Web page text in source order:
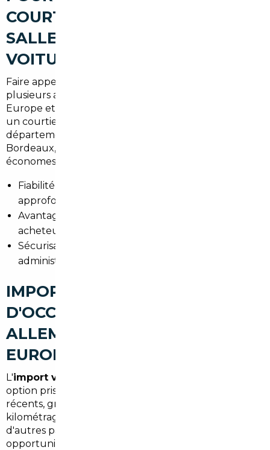
COURTIER AUTOMOBILE À
SALLES POUR ACHETER UNE
VOITURE D'OCCASION
Faire appel à un professionnel local présente
plusieurs avantages : expertise du marché, réseau en
Europe et sécurisation juridique. À Salles (Gironde),
un courtier connaît les contraintes locales : routes
départementales, trajets vers La Teste-de-Buch ou
Bordeaux, et préférences pour les véhicules
économes ou spacieux.
Fiabilité : contrôle technique et historique
approfondi.
Avantages financiers : accès à des prix nets
acheteurs en Europe.
Sécurisation : contrats transparents et gestion
administrative.
IMPORT DE VOITURES
D'OCCASION À SALLES :
ALLEMAGNE, BELGIQUE ET
EUROPE
L'import voiture Allemagne Salles
option prisée pour les modèles premium et diesel
récents, grâce à une offre abondante et des
kilométrages souvent maîtrisés. La Belgique et
d'autres pays européens offrent aussi des
opportunités, notamment pour les citadines et